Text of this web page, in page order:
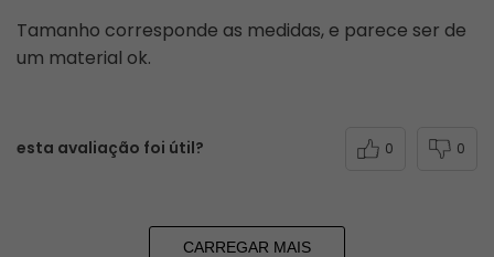
Tamanho corresponde as medidas, e parece ser de
um material ok.
esta avaliação foi útil? 0 0
CARREGAR MAIS